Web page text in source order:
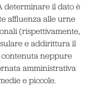
determinare il dato è
affluenza alle urne
(rispettivamente,
e addirittura il
contenuta neppure
amministrativa
e piccole.